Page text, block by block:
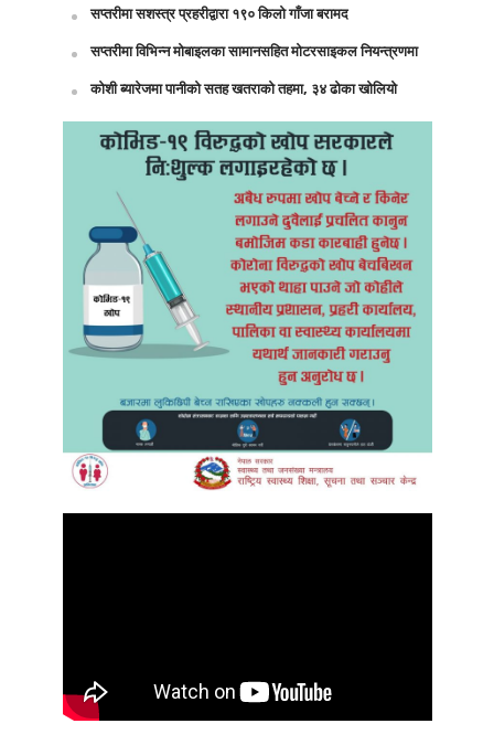
सप्तरीमा सशस्त्र प्रहरीद्वारा १९० किलो गाँजा बरामद
सप्तरीमा विभिन्न मोबाइलका सामानसहित मोटरसाइकल नियन्त्रणमा
कोशी ब्यारेजमा पानीको सतह खतराको तहमा, ३४ ढोका खोलियो